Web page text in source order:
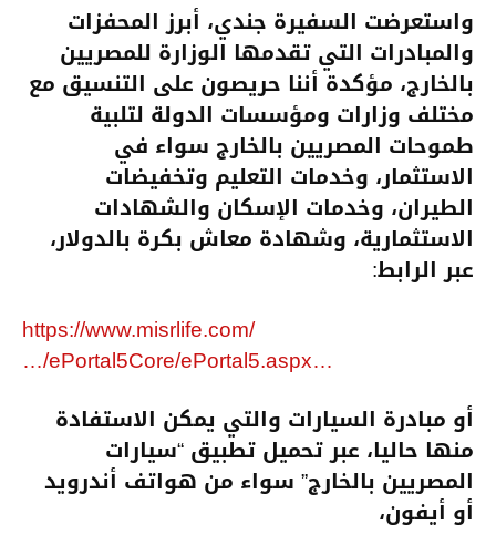
واستعرضت السفيرة جندي، أبرز المحفزات
والمبادرات التي تقدمها الوزارة للمصريين
بالخارج، مؤكدة أننا حريصون على التنسيق مع
مختلف وزارات ومؤسسات الدولة لتلبية
طموحات المصريين بالخارج سواء في
الاستثمار، وخدمات التعليم وتخفيضات
الطيران، وخدمات الإسكان والشهادات
الاستثمارية، وشهادة معاش بكرة بالدولار،
عبر الرابط:
https://www.misrlife.com/
…/ePortal5Core/ePortal5.aspx…
أو مبادرة السيارات والتي يمكن الاستفادة
منها حاليا، عبر تحميل تطبيق “سيارات
المصريين بالخارج” سواء من هواتف أندرويد
أو أيفون،